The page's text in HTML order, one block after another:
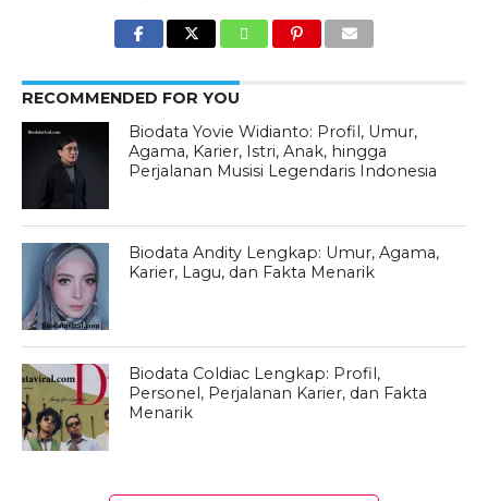
RECOMMENDED FOR YOU
Biodata Yovie Widianto: Profil, Umur,
Agama, Karier, Istri, Anak, hingga
Perjalanan Musisi Legendaris Indonesia
Biodata Andity Lengkap: Umur, Agama,
Karier, Lagu, dan Fakta Menarik
Biodata Coldiac Lengkap: Profil,
Personel, Perjalanan Karier, dan Fakta
Menarik